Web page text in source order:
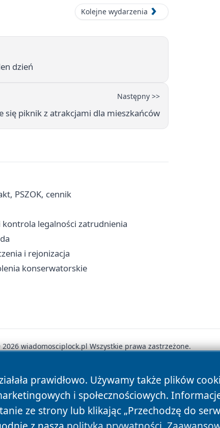
Kolejne wydarzenia
dzień
Następny >>
się piknik z atrakcjami dla mieszkańców
PSZOK, cennik
kontrola legalności zatrudnienia
i rejonizacja
konserwatorskie
prawidłowo. Używamy także plików
i społecznościowych.
ze strony lub klikając „Przechodzę do
wiadomosciplock.pl Wszystkie prawa zastrzeżone.
Polityka Prywatności Polityka Cookies